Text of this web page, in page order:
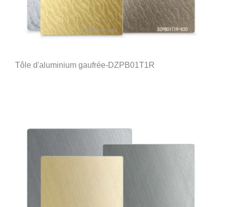
Tôle d'aluminium gaufrée-DZPB01T1R